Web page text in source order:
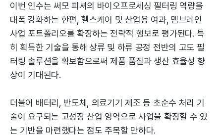
이번 인수는 써모 피셔의 바이오프로세싱 필터링 역량을
대폭 강화하는 한편, 헬스케어 및 산업용 여과, 멤브레인
사업 포트폴리오를 확장하는 전략적 행보로 평가된다. 특
히 획득한 기술을 통해 상류 및 하류 공정 전반의 고도 필
터링 솔루션을 확보함으로써 제품 품질과 생산 효율성 향
상이 기대된다.
더불어 배터리, 반도체, 의료기기 제조 등 초순수 처리 기
술이 요구되는 고성장 산업 영역으로 사업을 확장할 수 있
는 기반을 마련했다는 점도 주목할 만하다.